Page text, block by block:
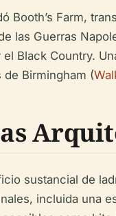
Booth’s Farm,
las Guerras
Black Country.
de Birmingham (
sustancial de
incluida una